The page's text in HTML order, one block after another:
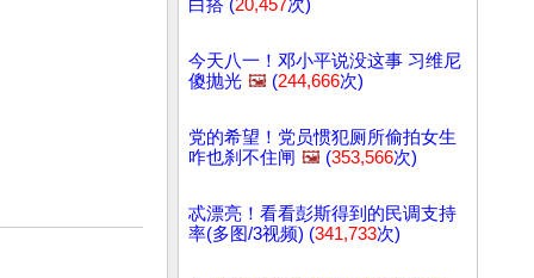
白搭 (20,457次)
今天八一！邓小平说没这事 习维尼
傻抛光 🖼️ (244,666次)
党的希望！党员惯犯厕所偷拍女生
咋也刹不住闸 🖼️ (353,566次)
忒漂亮！看看彭斯得到的民调支持
率(多图/3视频) (341,733次)